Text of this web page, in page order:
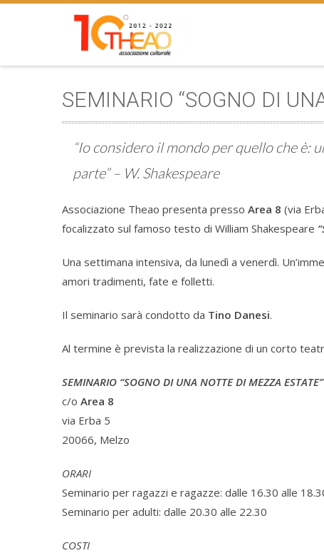
SEMINARIO “SOGNO DI
“Io considero il mondo per quello che è:
parte” – W. Shakespeare
Associazione Theao presenta presso Area 8 (via
focalizzato sul famoso testo di William Shakespeare
Una settimana intensiva, da lunedì a venerdì.
amori tradimenti, fate e folletti.
Il seminario sarà condotto da Tino Danesi.
Al termine è prevista la realizzazione di un corto
SEMINARIO “SOGNO DI UNA NOTTE DI MEZZA ESTATE”
c/o Area 8
via Erba 5
20066, Melzo
ORARI
Seminario per ragazzi e ragazze: dalle 16.30 alle
Seminario per adulti: dalle 20.30 alle 22.30
COSTI